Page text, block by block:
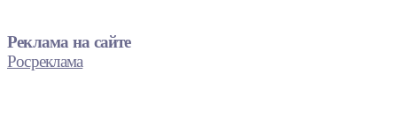
Реклама на сайте
Росреклама